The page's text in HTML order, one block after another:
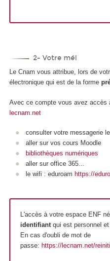
2- Votre mél
Le Cnam vous attribue, lors de
électronique qui est de la forme
Avec ce compte vous avez accès
lecnam.net
consulter votre messagerie
aller sur vos cours Moodle
bibliothèques numériques
aller sur office 365...
le wifi : eduroam https://
L'accès à votre espace ENF
identifiantqui est personnel et
En cas d'oubli de mot de
passe: https://lecnam.net/